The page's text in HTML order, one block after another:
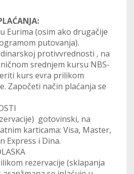
Eurima (osim ako drugačije
putovanja).
protivvrednosti , na
srednjem kursu NBS-
kurs evra prilikom
Započeti način plaćanja se
gotovinski, na
karticama: Visa, Master,
Express i Dina.
rezervacije (sklapanja